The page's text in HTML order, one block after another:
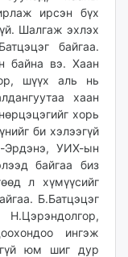
ирсэн бүх
Шалгаж эхлэх
байгаа.
байна вэ. Хаан
шүүх аль нь
хаан
хорь
би хэлээгүй
Эрдэнэ, УИХ-ын
байгаа биз
л хүмүүсийг
Б.Батцэцэг
ингэж
юм шиг дур